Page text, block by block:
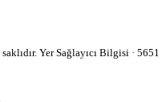
Yer Sağlayıcı Bilgisi · 5651